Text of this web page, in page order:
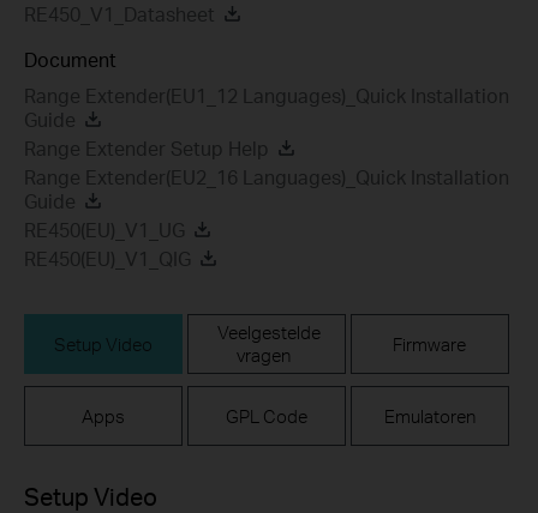
RE450_V1_Datasheet
Document
Range Extender(EU1_12 Languages)_Quick Installation
Guide
Range Extender Setup Help
Range Extender(EU2_16 Languages)_Quick Installation
Guide
RE450(EU)_V1_UG
RE450(EU)_V1_QIG
Setup Video
Veelgestelde
vragen
Firmware
Apps GPL Code Emulatoren
Setup Video